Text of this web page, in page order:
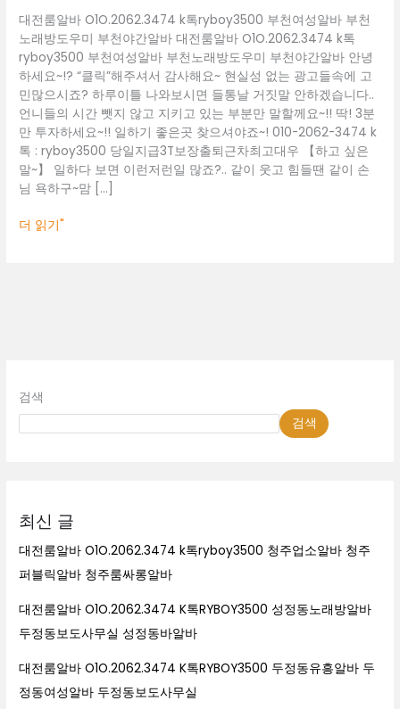
대전룸알바 O1O.2062.3474 k톡ryboy3500 부천여성알바 부천
노래방도우미 부천야간알바 대전룸알바 O1O.2062.3474 k톡
ryboy3500 부천여성알바 부천노래방도우미 부천야간알바 안녕
하세요~!? “클릭”해주셔서 감사해요~ 현실성 없는 광고들속에 고
민많으시죠? 하루이틀 나와보시면 들통날 거짓말 안하겠습니다..
언니들의 시간 뺏지 않고 지키고 있는 부분만 말할께요~!! 딱! 3분
만 투자하세요~!! 일하기 좋은곳 찾으셔야죠~! 010-2062-3474 k
톡 : ryboy3500 당일지급3T보장출퇴근차최고대우 【하고 싶은
말~】 일하다 보면 이런저런일 많죠?.. 같이 웃고 힘들땐 같이 손
님 욕하구~맘 […]
성
알
바
부
천
노
래
방
도
우
부
더 읽기"
검색
검색
최신 글
대전룸알바 O1O.2062.3474 k톡ryboy3500 청주업소알바 청주
퍼블릭알바 청주룸싸롱알바
대전룸알바 O1O.2062.3474 K톡RYBOY3500 성정동노래방알바
두정동보도사무실 성정동바알바
대전룸알바 O1O.2062.3474 K톡RYBOY3500 두정동유흥알바 두
정동여성알바 두정동보도사무실